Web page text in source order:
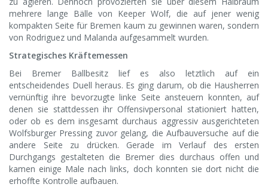
mehrere lange Bälle von Keeper Wolf, die auf jener wenig
kompakten Seite für Bremen kaum zu gewinnen waren, sondern
von Rodriguez und Malanda aufgesammelt wurden.
Strategisches Kräftemessen
Bei Bremer Ballbesitz lief es also letztlich auf ein
entscheidendes Duell heraus. Es ging darum, ob die Hausherren
vernünftig ihre bevorzugte linke Seite ansteuern konnten, auf
denen sie stattdessen ihr Offensivpersonal stationiert hatten,
oder ob es dem insgesamt durchaus aggressiv ausgerichteten
Wolfsburger Pressing zuvor gelang, die Aufbauversuche auf die
andere Seite zu drücken. Gerade im Verlauf des ersten
Durchgangs gestalteten die Bremer dies durchaus offen und
kamen einige Male nach links, doch konnten sie dort nicht die
erhoffte Kontrolle aufbauen.